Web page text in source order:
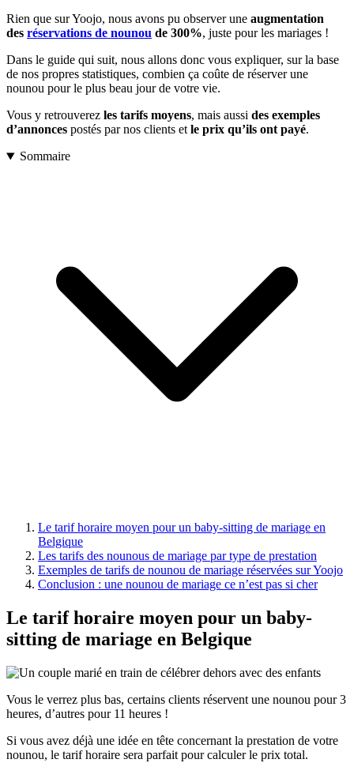
Rien que sur Yoojo, nous avons pu observer une augmentation
des réservations de nounou de 300%, juste pour les mariages !
Dans le guide qui suit, nous allons donc vous expliquer, sur la base
de nos propres statistiques, combien ça coûte de réserver une
nounou pour le plus beau jour de votre vie.
Vous y retrouverez les tarifs moyens, mais aussi des exemples
d’annonces postés par nos clients et le prix qu’ils ont payé.
Sommaire
Le tarif horaire moyen pour un baby-sitting de mariage en
Belgique
Les tarifs des nounous de mariage par type de prestation
Exemples de tarifs de nounou de mariage réservées sur Yoojo
Conclusion : une nounou de mariage ce n’est pas si cher
Le tarif horaire moyen pour un baby-
sitting de mariage en Belgique
Vous le verrez plus bas, certains clients réservent une nounou pour 3
heures, d’autres pour 11 heures !
Si vous avez déjà une idée en tête concernant la prestation de votre
nounou, le tarif horaire sera parfait pour calculer le prix total.